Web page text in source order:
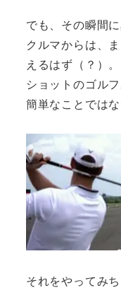
でも、その瞬間
クルマからは、
えるはず（？）
ショットのゴル
簡単なことでは
それをやってみ